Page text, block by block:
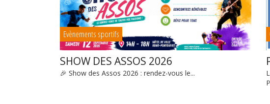
Evènements sportifs
SHOW DES ASSOS 2026
🎉 Show des Assos 2026 : rendez-vous le...